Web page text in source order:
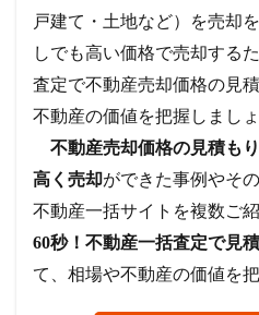
戸建て・土地など）を売却
しでも高い価格で売却する
査定で不動産売却価格の見
不動産の価値を把握しましょ
不動産売却価格の見積も
高く売却ができた事例やそ
不動産一括サイトを複数ご
60秒！不動産一括査定で見
て、相場や不動産の価値を